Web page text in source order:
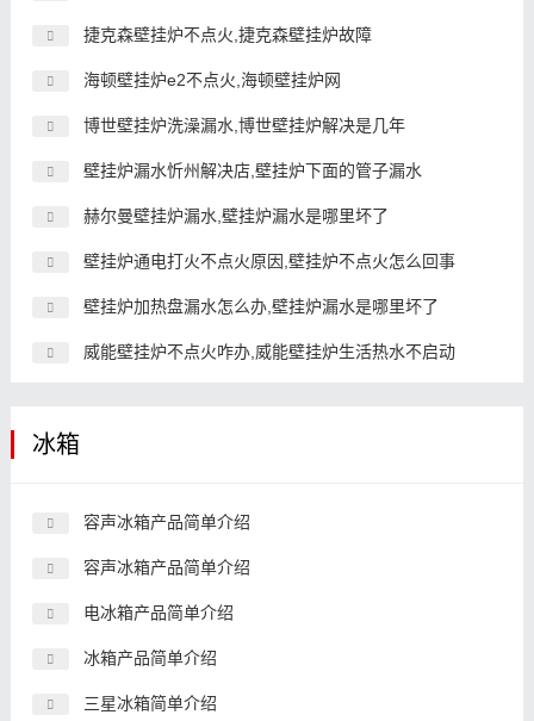
捷克森壁挂炉不点火,捷克森壁挂炉故障
海顿壁挂炉e2不点火,海顿壁挂炉网
博世壁挂炉洗澡漏水,博世壁挂炉解决是几年
壁挂炉漏水忻州解决店,壁挂炉下面的管子漏水
赫尔曼壁挂炉漏水,壁挂炉漏水是哪里坏了
壁挂炉通电打火不点火原因,壁挂炉不点火怎么回事
壁挂炉加热盘漏水怎么办,壁挂炉漏水是哪里坏了
威能壁挂炉不点火咋办,威能壁挂炉生活热水不启动
冰箱
容声冰箱产品简单介绍
容声冰箱产品简单介绍
电冰箱产品简单介绍
冰箱产品简单介绍
三星冰箱简单介绍